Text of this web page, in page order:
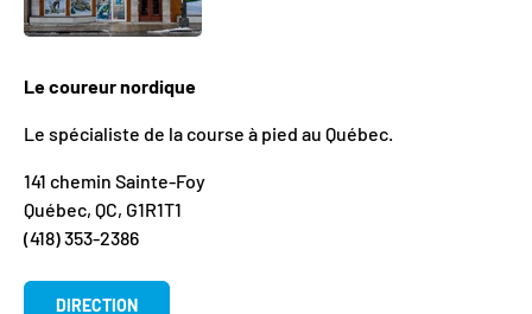
Le coureur nordique
Le spécialiste de la course à pied au Québec.
141 chemin Sainte-Foy
Québec, QC, G1R1T1
(418) 353-2386
DIRECTION